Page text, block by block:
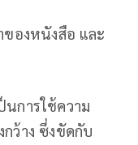
องหนังสือ และ
การใช้ความ
ว้าง ซึ่งขัดกับ